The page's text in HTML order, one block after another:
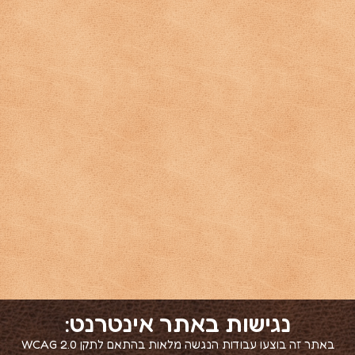
נגישות באתר אינטרנט:
באתר זה בוצעו עבודות הנגשה מלאות בהתאם לתקן WCAG 2.0